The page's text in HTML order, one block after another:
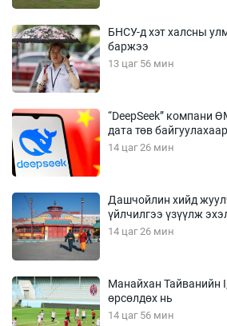
БНСУ-д хэт халсны
баржээ
13 цаг 56 мин
“DeepSeek” компани
дата төв
14 цаг 26 мин
Дашчойлин хийд
үйлчилгээ үзүүлж
14 цаг 26 мин
Манайхан Тайванийн
өрсөлдөх нь
14 цаг 56 мин